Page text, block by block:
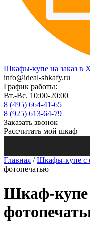
Шкафы-купе на заказ в
info@ideal-shkafy.ru
График работы:
Вт.-Вс. 10:00-20:00
8 (495) 664-41-65
8 (925) 613-64-79
Заказать звонок
Рассчитать мой шкаф
Главная /Шкафы-купе с
фотопечатью
Шкаф-